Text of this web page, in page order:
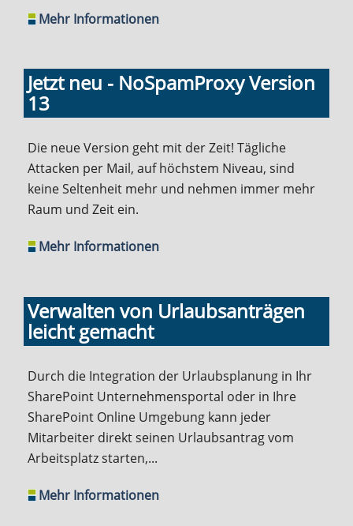
Mehr Informationen
Jetzt neu - NoSpamProxy Version
13
Die neue Version geht mit der Zeit! Tägliche
Attacken per Mail, auf höchstem Niveau, sind
keine Seltenheit mehr und nehmen immer mehr
Raum und Zeit ein.
Mehr Informationen
Verwalten von Urlaubsanträgen
leicht gemacht
Durch die Integration der Urlaubsplanung in Ihr
SharePoint Unternehmensportal oder in Ihre
SharePoint Online Umgebung kann jeder
Mitarbeiter direkt seinen Urlaubsantrag vom
Arbeitsplatz starten,...
Mehr Informationen